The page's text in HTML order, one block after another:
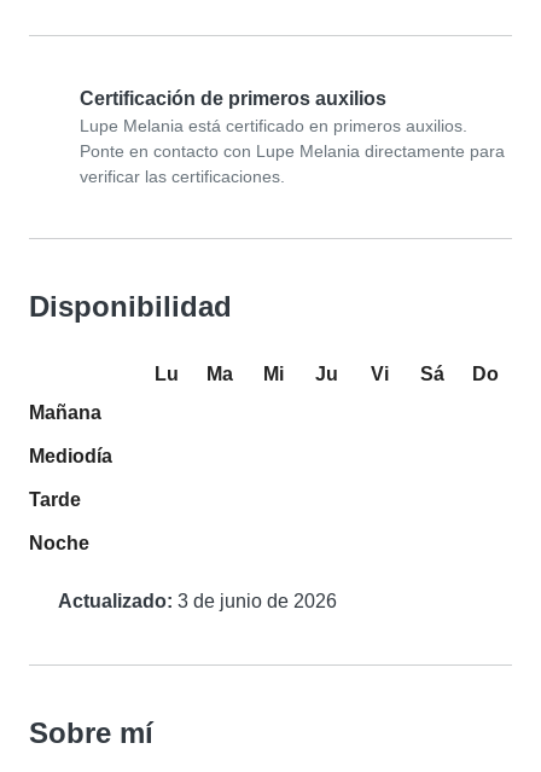
Certificación de primeros auxilios
Lupe Melania está certificado en primeros auxilios.
Ponte en contacto con Lupe Melania directamente para
verificar las certificaciones.
Disponibilidad
Lu Ma Mi Ju Vi Sá
Do
Mañana
Mediodía
Tarde
Noche
Actualizado: 3 de junio de 2026
Sobre mí